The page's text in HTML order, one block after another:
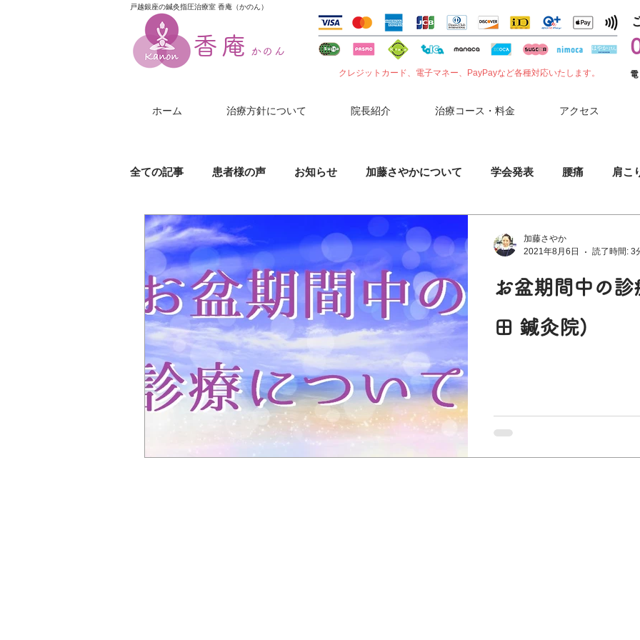
戸越銀座の鍼灸指圧治療室 香庵（かのん）
香庵 かのん
クレジットカード、電子マネー、PayPayなど各種対応いたします。
ホーム 治療方針について 院長紹介 治療コース・料金 アクセス
全ての記事 患者様の声 お知らせ 加藤さやかについて 学会発表 腰痛 肩こ
膝（ひざ）の痛み 肘（ひじ）の痛み
帯状疱疹 じんましん 小児鍼 胃腸症状 夏バテ コロナワクチン副反応
ぎっくり腰 首の痛み 神経痛
お盆期間中の
田 鍼灸院)
加藤さやか
2021年8月6日
読了時間: 3